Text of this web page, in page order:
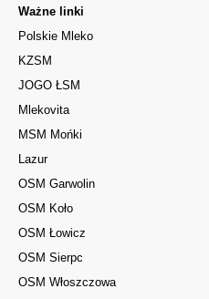
Ważne linki
Polskie Mleko
KZSM
JOGO ŁSM
Mlekovita
MSM Mońki
Lazur
OSM Garwolin
OSM Koło
OSM Łowicz
OSM Sierpc
OSM Włoszczowa